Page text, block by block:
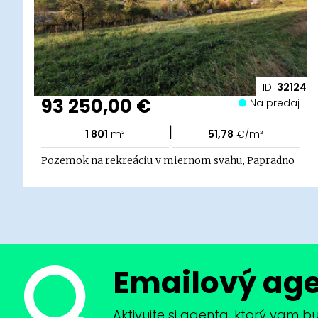
ID: 32124
93 250,00 € Na predaj
1 801 m² | 51,78 €/m²
Pozemok na rekreáciu v miernom svahu, Papradno
Emailový